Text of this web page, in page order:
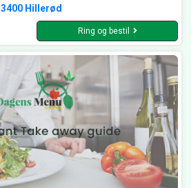
3400 Hillerød
Ring og bestil